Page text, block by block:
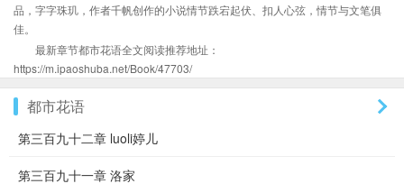
品，字字珠玑，作者千帆创作的小说情节跌宕起伏、扣人心弦，情节与文笔俱
佳。
最新章节都市花语全文阅读推荐地址：
https://m.ipaoshuba.net/Book/47703/
都市花语
第三百九十二章 luoli婷儿
第三百九十一章 洛家